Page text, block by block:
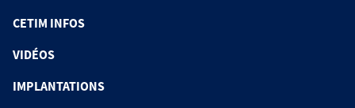
CETIM INFOS
VIDÉOS
IMPLANTATIONS